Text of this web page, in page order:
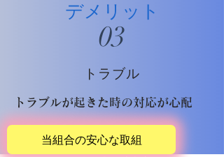
デメリット
03
トラブル
トラブルが起きた時の対応が心配
当組合の安心な取組